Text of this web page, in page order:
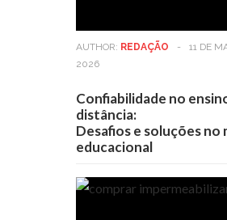
AUTHOR: REDAÇÃO -
11 DE
2026
Confiabilidade no
distância:
Desafios e soluções no
educacional